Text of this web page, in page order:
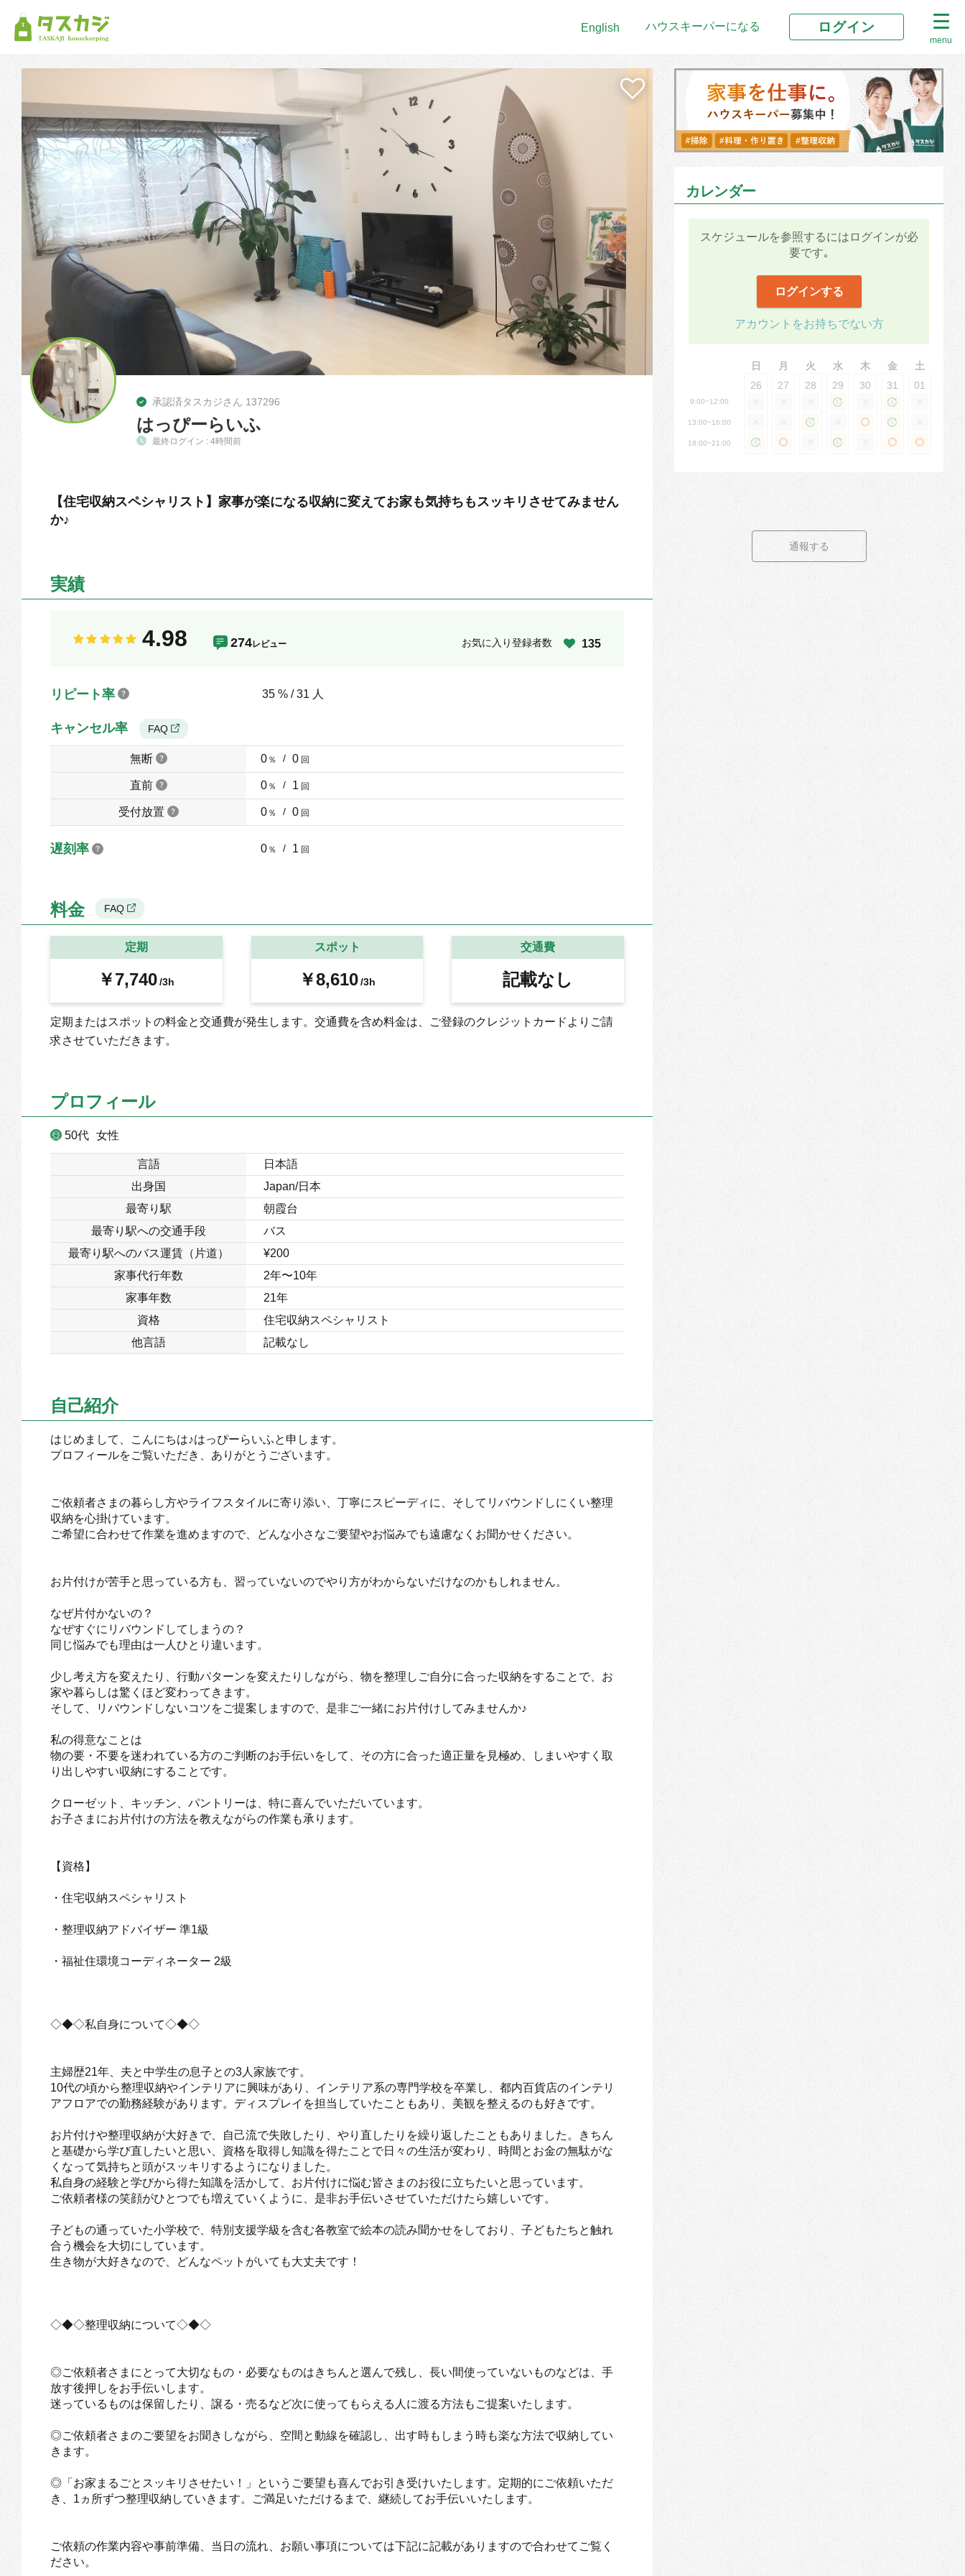
English ハウスキーパーになる ログイン
menu
承認済タスカジさん 137296
はっぴーらいふ
最終ログイン : 4時間前
【住宅収納スペシャリスト】家事が楽になる収納に変えてお家も気持ちもスッキリさせてみません
か♪
実績
4.98 274レビュー お気に入り登録者数 135
リピート率 35 % / 31 人
キャンセル率 FAQ
無断 0％ / 0 回
直前 0％ / 1 回
受付放置 0％ / 0 回
遅刻率 0％ / 1 回
料金 FAQ
定期
￥7,740 /3h
スポット
￥8,610/3h
交通費
記載なし
定期またはスポットの料金と交通費が発生します。交通費を含め料金は、ご登録のクレジットカードよりご請
求させていただきます。
プロフィール
50代 女性
言語
日本語
出身国
Japan/日本
最寄り駅
朝霞台
最寄り駅への交通手段
バス
最寄り駅へのバス運賃（片道）
¥200
家事代行年数
2年〜10年
家事年数
21年
資格
住宅収納スペシャリスト
他言語
記載なし
自己紹介
はじめまして、こんにちは♪はっぴーらいふと申します。
プロフィールをご覧いただき、ありがとうございます。
ご依頼者さまの暮らし方やライフスタイルに寄り添い、丁寧にスピーディに、そしてリバウンドしにくい整理
収納を心掛けています。
ご希望に合わせて作業を進めますので、どんな小さなご要望やお悩みでも遠慮なくお聞かせください。
お片付けが苦手と思っている方も、習っていないのでやり方がわからないだけなのかもしれません。
なぜ片付かないの？
なぜすぐにリバウンドしてしまうの？
同じ悩みでも理由は一人ひとり違います。
少し考え方を変えたり、行動パターンを変えたりしながら、物を整理しご自分に合った収納をすることで、お
家や暮らしは驚くほど変わってきます。
そして、リバウンドしないコツをご提案しますので、是非ご一緒にお片付けしてみませんか♪
私の得意なことは
物の要・不要を迷われている方のご判断のお手伝いをして、その方に合った適正量を見極め、しまいやすく取
り出しやすい収納にすることです。
クローゼット、キッチン、パントリーは、特に喜んでいただいています。
お子さまにお片付けの方法を教えながらの作業も承ります。
【資格】
・住宅収納スペシャリスト
・整理収納アドバイザー 準1級
・福祉住環境コーディネーター 2級
◇◆◇私自身について◇◆◇
主婦歴21年、夫と中学生の息子との3人家族です。
10代の頃から整理収納やインテリアに興味があり、インテリア系の専門学校を卒業し、都内百貨店のインテリ
アフロアでの勤務経験があります。ディスプレイを担当していたこともあり、美観を整えるのも好きです。
お片付けや整理収納が大好きで、自己流で失敗したり、やり直したりを繰り返したこともありました。きちん
と基礎から学び直したいと思い、資格を取得し知識を得たことで日々の生活が変わり、時間とお金の無駄がな
くなって気持ちと頭がスッキリするようになりました。
私自身の経験と学びから得た知識を活かして、お片付けに悩む皆さまのお役に立ちたいと思っています。
ご依頼者様の笑顔がひとつでも増えていくように、是非お手伝いさせていただけたら嬉しいです。
子どもの通っていた小学校で、特別支援学級を含む各教室で絵本の読み聞かせをしており、子どもたちと触れ
合う機会を大切にしています。
生き物が大好きなので、どんなペットがいても大丈夫です！
◇◆◇整理収納について◇◆◇
◎ご依頼者さまにとって大切なもの・必要なものはきちんと選んで残し、長い間使っていないものなどは、手
放す後押しをお手伝いします。
迷っているものは保留したり、譲る・売るなど次に使ってもらえる人に渡る方法もご提案いたします。
◎ご依頼者さまのご要望をお聞きしながら、空間と動線を確認し、出す時もしまう時も楽な方法で収納してい
きます。
◎「お家まるごとスッキリさせたい！」というご要望も喜んでお引き受けいたします。定期的にご依頼いただ
き、1ヵ所ずつ整理収納していきます。ご満足いただけるまで、継続してお手伝いいたします。
ご依頼の作業内容や事前準備、当日の流れ、お願い事項については下記に記載がありますので合わせてご覧く
ださい。
カレンダー
スケジュールを参照するにはログインが必
要です｡
ログインする
アカウントをお持ちでない方
日 月 火 水 木 金 土
9:00~12:00
13:00~16:00
18:00~21:00
26 27 28 29 30 31 01
通報する